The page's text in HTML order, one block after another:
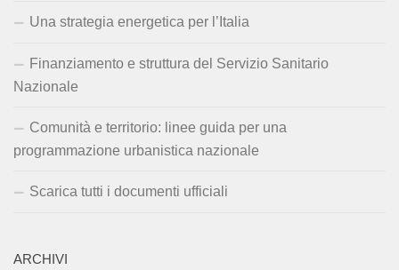
Una strategia energetica per l’Italia
Finanziamento e struttura del Servizio Sanitario
Nazionale
Comunità e territorio: linee guida per una
programmazione urbanistica nazionale
Scarica tutti i documenti ufficiali
ARCHIVI